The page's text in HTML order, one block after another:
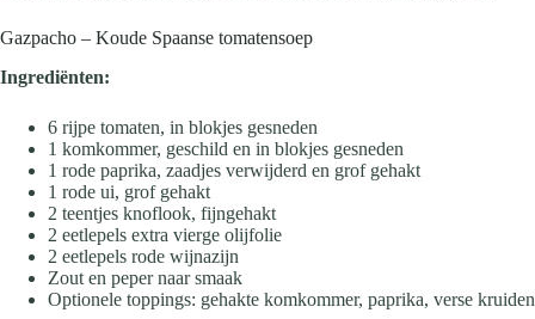
Gazpacho – Koude Spaanse tomatensoep
Ingrediënten:
6 rijpe tomaten, in blokjes gesneden
1 komkommer, geschild en in blokjes gesneden
1 rode paprika, zaadjes verwijderd en grof gehakt
1 rode ui, grof gehakt
2 teentjes knoflook, fijngehakt
2 eetlepels extra vierge olijfolie
2 eetlepels rode wijnazijn
Zout en peper naar smaak
Optionele toppings: gehakte komkommer, paprika, verse kruiden